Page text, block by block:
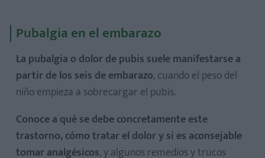
Pubalgia en el embarazo
La pubalgia o dolor de pubis suele manifestarse a
partir de los seis de embarazo, cuando el peso del
niño empieza a sobrecargar el pubis.
Conoce a qué se debe concretamente este
trastorno, cómo tratar el dolor y si es aconsejable
tomar analgésicos, y algunos remedios y trucos